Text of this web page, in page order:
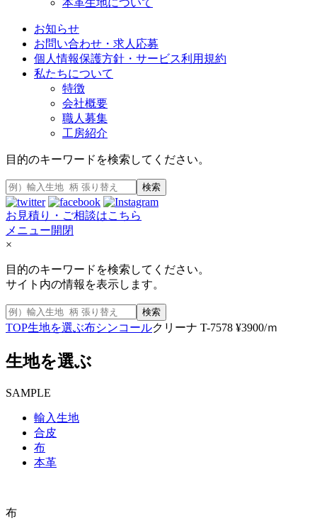
本革生地について
お知らせ
お問い合わせ・求人応募
個人情報保護方針・サービス利用規約
私たちについて
特徴
会社概要
職人募集
工房紹介
目的のキーワードを検索してください。
検索
お見積り・ご相談はこちら
メニュー開閉
×
目的のキーワードを検索してください。
サイト内の情報を表示します。
検索
TOP生地を選ぶ布シンコールクリーナ T-7578 ¥3900/ｍ
生地を選ぶ
SAMPLE
輸入生地
合皮
布
本革
布